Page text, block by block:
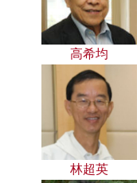
高希均
林超英